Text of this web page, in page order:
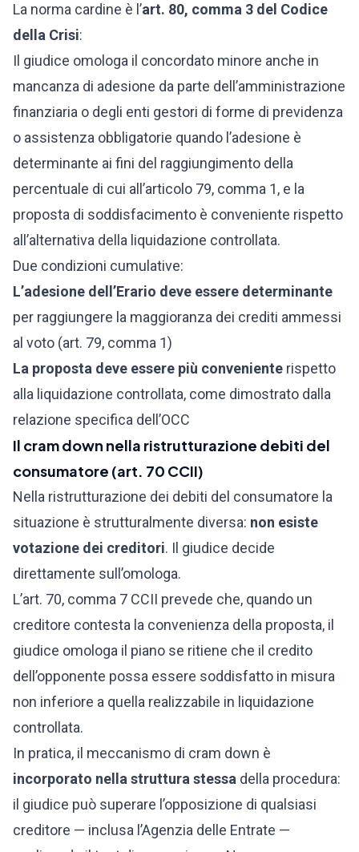
La norma cardine è l’art. 80, comma 3 del Codice
della Crisi:
Il giudice omologa il concordato minore anche in
mancanza di adesione da parte dell’amministrazione
finanziaria o degli enti gestori di forme di previdenza
o assistenza obbligatorie quando l’adesione è
determinante ai fini del raggiungimento della
percentuale di cui all’articolo 79, comma 1, e la
proposta di soddisfacimento è conveniente rispetto
all’alternativa della liquidazione controllata.
Due condizioni cumulative:
L’adesione dell’Erario deve essere determinante
per raggiungere la maggioranza dei crediti ammessi
al voto (art. 79, comma 1)
La proposta deve essere più conveniente rispetto
alla liquidazione controllata, come dimostrato dalla
relazione specifica dell’OCC
Il cram down nella ristrutturazione debiti del
consumatore (art. 70 CCII)
Nella ristrutturazione dei debiti del consumatore la
situazione è strutturalmente diversa: non esiste
votazione dei creditori. Il giudice decide
direttamente sull’omologa.
L’art. 70, comma 7 CCII prevede che, quando un
creditore contesta la convenienza della proposta, il
giudice omologa il piano se ritiene che il credito
dell’opponente possa essere soddisfatto in misura
non inferiore a quella realizzabile in liquidazione
controllata.
In pratica, il meccanismo di cram down è
incorporato nella struttura stessa della procedura:
il giudice può superare l’opposizione di qualsiasi
creditore — inclusa l’Agenzia delle Entrate —